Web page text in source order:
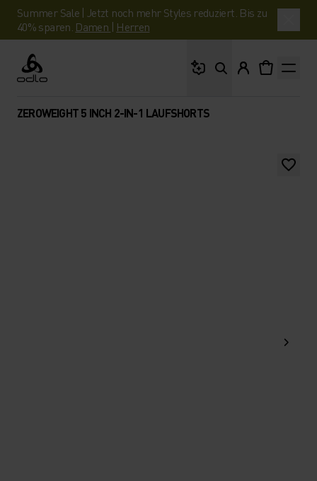
Summer Sale | Jetzt noch mehr Styles reduziert. Bis zu
40% sparen. Damen | Herren
Odlo
ZEROWEIGHT 5 INCH 2-IN-1 LAUFSHORTS